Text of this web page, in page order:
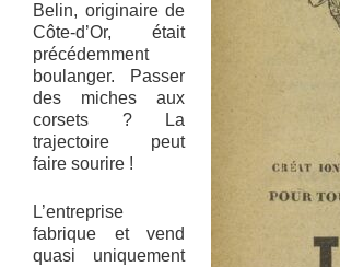
Belin, originaire de
Côte-d’Or, était
précédemment
boulanger. Passer
des miches aux
corsets ? La
trajectoire peut
faire sourire !
L’entreprise
fabrique et vend
quasi uniquement